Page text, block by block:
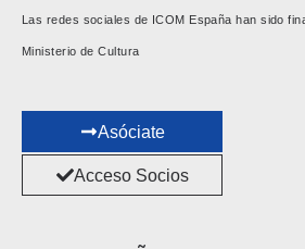
Las redes sociales de ICOM España han sido
Ministerio de Cultura
Asóciate
Acceso Socios